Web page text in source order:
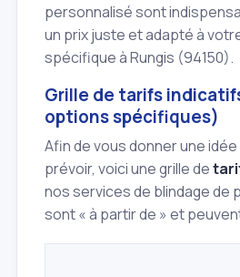
personnalisé sont
un prix juste et adapté à
spécifique à Rungis (94150).
Grille de tarifs
options spécifiques)
Afin de vous donner une
prévoir, voici une grille de
nos services de blindage de
sont « à partir de » et